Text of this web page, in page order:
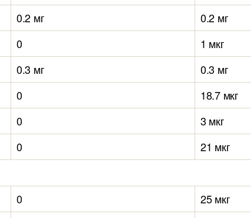
0.2 мг
0.2 мг
0
1 мкг
0.3 мг
0.3 мг
0
18.7 мкг
0
3 мкг
0
21 мкг
0
25 мкг